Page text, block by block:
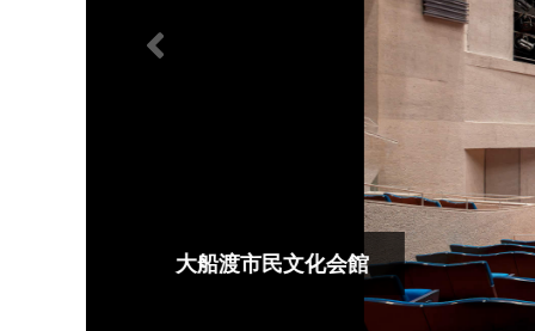
大船渡市民文化会館